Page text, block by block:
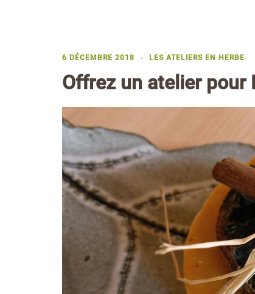
6 DÉCEMBRE 2018 LES ATELIERS EN HERBE
Offrez un atelier pour